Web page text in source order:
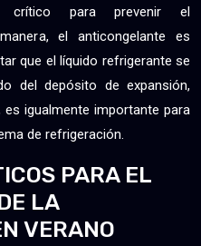
crítico para prevenir el
el anticongelante es
que el líquido refrigerante se
del depósito de expansión,
igualmente importante para
de refrigeración.
PARA EL
LA
VERANO